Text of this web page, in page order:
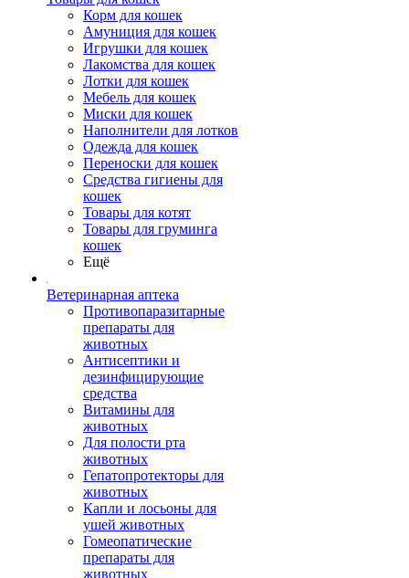
Корм для кошек
Амуниция для кошек
Игрушки для кошек
Лакомства для кошек
Лотки для кошек
Мебель для кошек
Миски для кошек
Наполнители для лотков
Одежда для кошек
Переноски для кошек
Средства гигиены для
кошек
Товары для котят
Товары для груминга
кошек
Ещё
Ветеринарная аптека
Противопаразитарные
препараты для
животных
Антисептики и
дезинфицирующие
средства
Витамины для
животных
Для полости рта
животных
Гепатопротекторы для
животных
Капли и лосьоны для
ушей животных
Гомеопатические
препараты для
животных